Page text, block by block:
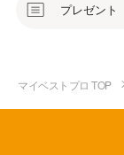
プレゼント
マイベストプロ TOP